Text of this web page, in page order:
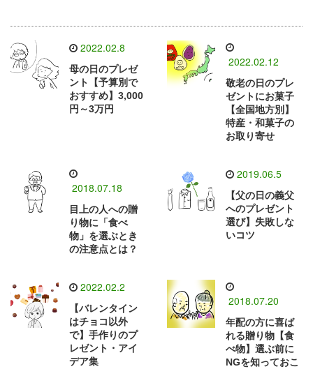
2022.02.8
母の日のプレゼ
ント【予算別で
おすすめ】3,000
円～3万円
2022.02.12
敬老の日のプレ
ゼントにお菓子
【全国地方別】
特産・和菓子の
お取り寄せ
2018.07.18
目上の人への贈
り物に「食べ
物」を選ぶとき
の注意点とは？
2019.06.5
【父の日の義父
へのプレゼント
選び】失敗しな
いコツ
2022.02.2
【バレンタイン
はチョコ以外
で】手作りのプ
レゼント・アイ
デア集
2018.07.20
年配の方に喜ば
れる贈り物【食
べ物】選ぶ前に
NGを知っておこ